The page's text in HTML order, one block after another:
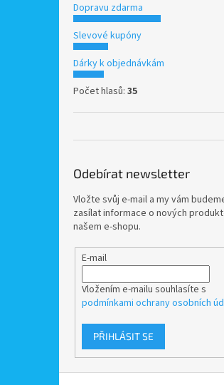
Dopravu zdarma
Slevové kupóny
Dárky k objednávkám
Počet hlasů: 35
Odebírat newsletter
Vložte svůj e-mail a my vám
zasílat informace o nových
našem e-shopu.
E-mail
Vložením e-mailu souhlasíte s
podmínkami ochrany osobních
PŘIHLÁSIT SE